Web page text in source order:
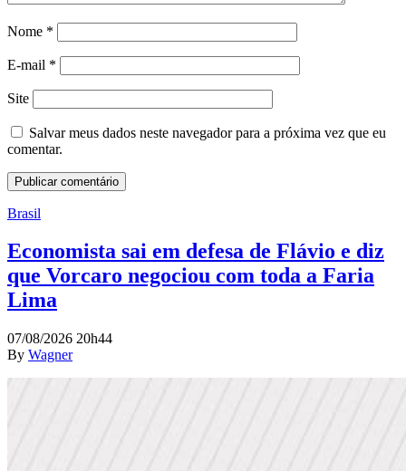
Nome *
E-mail *
Site
Salvar meus dados neste navegador para a próxima vez que eu
comentar.
Brasil
Economista sai em defesa de Flávio e diz
que Vorcaro negociou com toda a Faria
Lima
07/08/2026 20h44
By Wagner